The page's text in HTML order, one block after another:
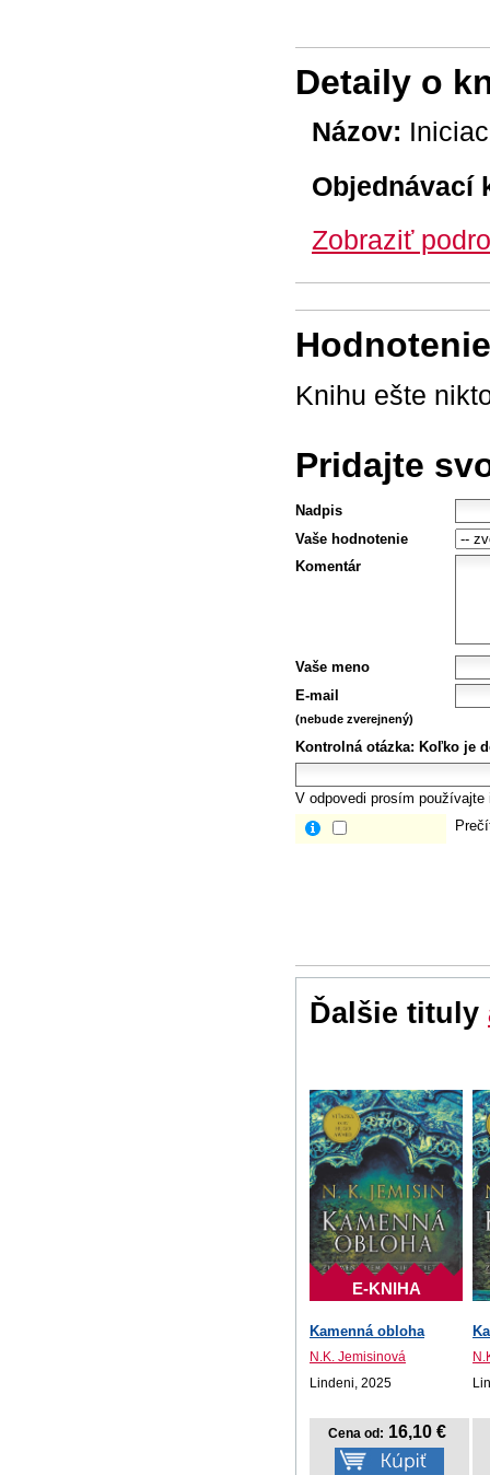
Detaily o
Názov:
Objednávací
Zobraziť
Knihu ešte
Pridajte
Nadpis
Vaše hodnotenie
Komentár
Vaše meno
E-mail
(nebude zverejnený)
Kontrolná otázka: Koľko je
V odpovedi prosím
Ďalšie tituly
E-KNIHA
Kamenná obloha
N.K. Jemisinová
Lindeni, 2025
Cena od: 16,10 €